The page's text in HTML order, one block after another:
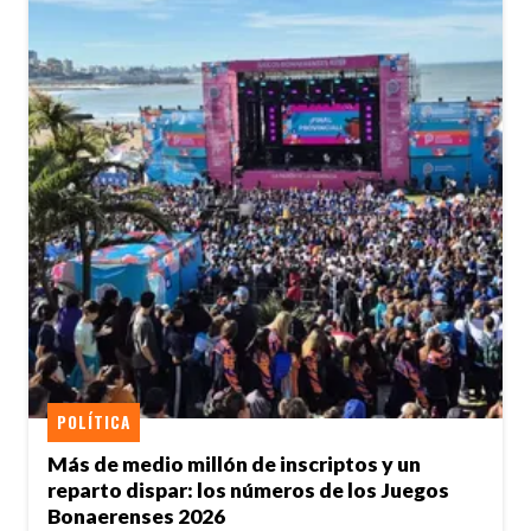
Más de medio millón de inscriptos y un
reparto dispar: los números de los Juegos
Bonaerenses 2026
POLÍTICA